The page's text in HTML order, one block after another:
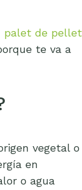
palet de pellet
te va a
vegetal o
en
o agua